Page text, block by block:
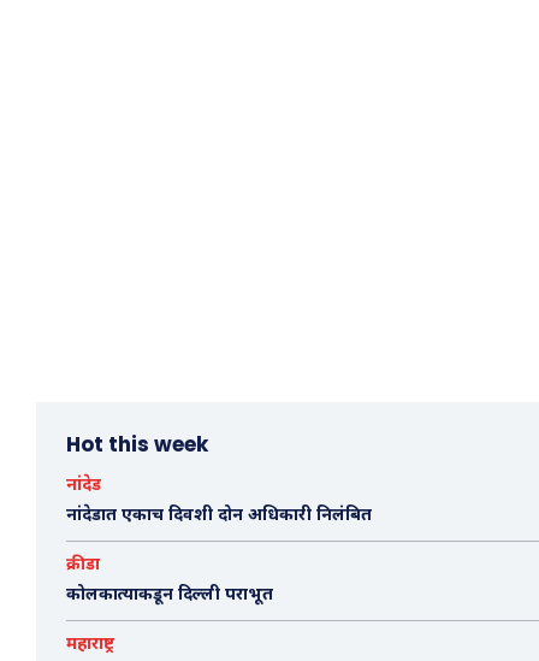
Hot this week
नांदेड
नांदेडात एकाच दिवशी दोन अधिकारी निलंबित
क्रीडा
कोलकात्याकडून दिल्ली पराभूत
महाराष्ट्र